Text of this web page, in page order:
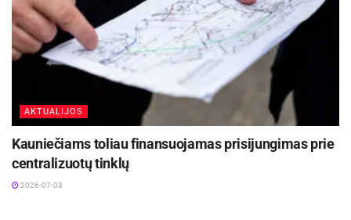
AKTUALIJOS
Kauniečiams toliau finansuojamas prisijungimas prie
centralizuotų tinklų
2026-07-03